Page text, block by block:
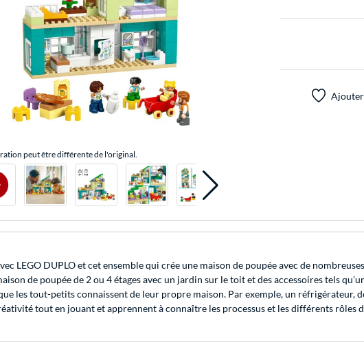
peut être différente de l'original.
Ajouter
LEGO DUPLO et cet ensemble qui crée une maison de poupée avec de
de poupée de 2 ou 4 étages avec un jardin sur le toit et des accessoires tels
les tout-petits connaissent de leur propre maison. Par exemple, un
tout en jouant et apprennent à connaître les processus et les différents rôles